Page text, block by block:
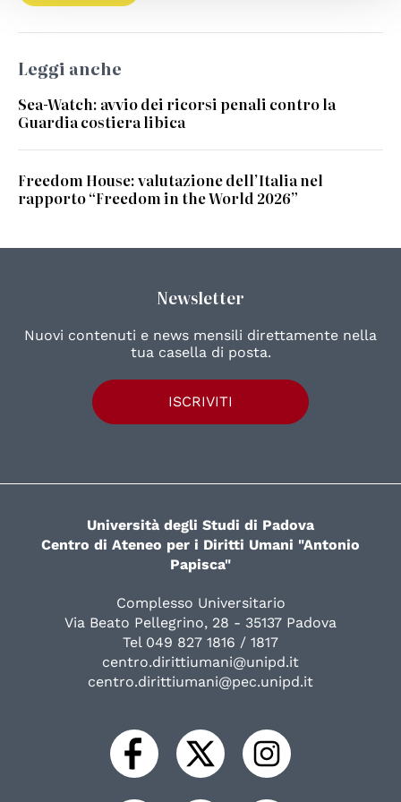
Leggi anche
Sea-Watch: avvio dei ricorsi penali contro la
Guardia costiera libica
Freedom House: valutazione dell’Italia nel
rapporto “Freedom in the World 2026”
Newsletter
Nuovi contenuti e news mensili direttamente nella
tua casella di posta.
ISCRIVITI
Università degli Studi di Padova
Centro di Ateneo per i Diritti Umani "Antonio
Papisca"
Complesso Universitario
Via Beato Pellegrino, 28 - 35137 Padova
Tel 049 827 1816 / 1817
centro.dirittiumani@unipd.it
centro.dirittiumani@pec.unipd.it